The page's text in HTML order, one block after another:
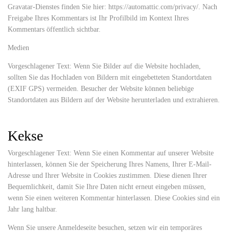
Gravatar-Dienstes finden Sie hier: https://automattic.com/privacy/. Nach
Freigabe Ihres Kommentars ist Ihr Profilbild im Kontext Ihres
Kommentars öffentlich sichtbar.
Medien
Vorgeschlagener Text: Wenn Sie Bilder auf die Website hochladen,
sollten Sie das Hochladen von Bildern mit eingebetteten Standortdaten
(EXIF GPS) vermeiden. Besucher der Website können beliebige
Standortdaten aus Bildern auf der Website herunterladen und extrahieren.
Kekse
Vorgeschlagener Text: Wenn Sie einen Kommentar auf unserer Website
hinterlassen, können Sie der Speicherung Ihres Namens, Ihrer E-Mail-
Adresse und Ihrer Website in Cookies zustimmen. Diese dienen Ihrer
Bequemlichkeit, damit Sie Ihre Daten nicht erneut eingeben müssen,
wenn Sie einen weiteren Kommentar hinterlassen. Diese Cookies sind ein
Jahr lang haltbar.
Wenn Sie unsere Anmeldeseite besuchen, setzen wir ein temporäres